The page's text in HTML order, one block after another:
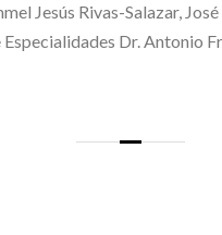
Jesús Rivas-Salazar,
Dr. Antonio